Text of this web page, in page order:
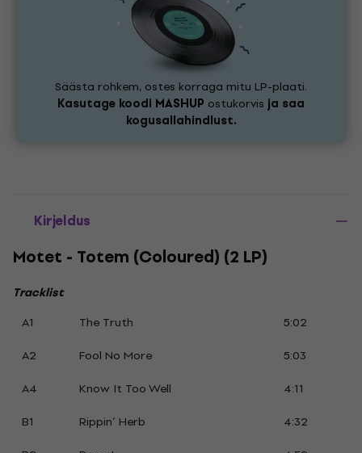
Säästa rohkem, ostes korraga mitu LP-plaati.
Kasutage koodi MASHUP ostukorvis ja saa
kogusallahindlust.
Kirjeldus
Motet - Totem (Coloured) (2 LP)
Tracklist
A1
The Truth
5:02
A2
Fool No More
5:03
A4
Know It Too Well
4:11
B1
Rippin’ Herb
4:32